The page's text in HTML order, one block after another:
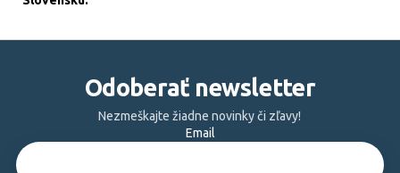
Odoberať newsletter
Nezmeškajte žiadne novinky či zľavy!
Email